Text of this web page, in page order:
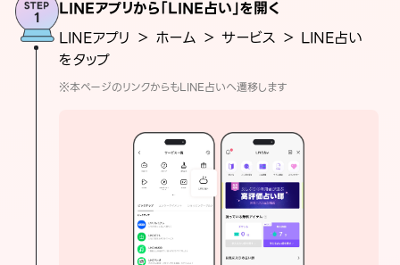
LINEアプリから「LINE占い」を開く
LINEアプリ ＞ ホーム ＞ サービス ＞ LINE占い
をタップ
※本ページのリンクからもLINE占いへ遷移します